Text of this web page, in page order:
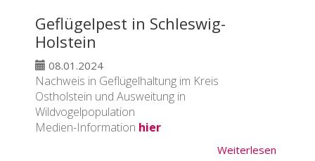
Geflügelpest in Schleswig-
Holstein
08.01.2024
Nachweis in Geflügelhaltung im Kreis
Ostholstein und Ausweitung in
Wildvogelpopulation
Medien-Information hier
Weiterlesen